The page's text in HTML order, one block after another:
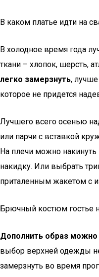
В каком платье идти на
В холодное время года
ткани – хлопок, шерсть,
легко замерзнуть, лучше
которое не придется
Лучшего всего осенью
или парчи с вставкой
На плечи можно
накидку. Или выбрать
приталенным жакетом с
Брючный костюм гостье
Дополнить образ
выбор верхней одежды
замерзнуть во время